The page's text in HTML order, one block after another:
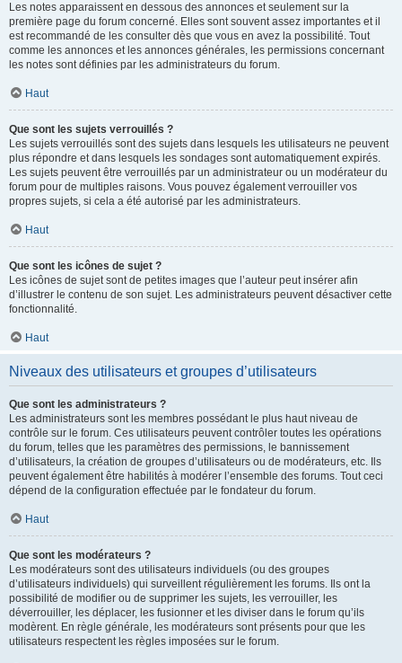
Les notes apparaissent en dessous des annonces et seulement sur la
première page du forum concerné. Elles sont souvent assez importantes et il
est recommandé de les consulter dès que vous en avez la possibilité. Tout
comme les annonces et les annonces générales, les permissions concernant
les notes sont définies par les administrateurs du forum.
Haut
Que sont les sujets verrouillés ?
Les sujets verrouillés sont des sujets dans lesquels les utilisateurs ne peuvent
plus répondre et dans lesquels les sondages sont automatiquement expirés.
Les sujets peuvent être verrouillés par un administrateur ou un modérateur du
forum pour de multiples raisons. Vous pouvez également verrouiller vos
propres sujets, si cela a été autorisé par les administrateurs.
Haut
Que sont les icônes de sujet ?
Les icônes de sujet sont de petites images que l’auteur peut insérer afin
d’illustrer le contenu de son sujet. Les administrateurs peuvent désactiver cette
fonctionnalité.
Haut
Niveaux des utilisateurs et groupes d’utilisateurs
Que sont les administrateurs ?
Les administrateurs sont les membres possédant le plus haut niveau de
contrôle sur le forum. Ces utilisateurs peuvent contrôler toutes les opérations
du forum, telles que les paramètres des permissions, le bannissement
d’utilisateurs, la création de groupes d’utilisateurs ou de modérateurs, etc. Ils
peuvent également être habilités à modérer l’ensemble des forums. Tout ceci
dépend de la configuration effectuée par le fondateur du forum.
Haut
Que sont les modérateurs ?
Les modérateurs sont des utilisateurs individuels (ou des groupes
d’utilisateurs individuels) qui surveillent régulièrement les forums. Ils ont la
possibilité de modifier ou de supprimer les sujets, les verrouiller, les
déverrouiller, les déplacer, les fusionner et les diviser dans le forum qu’ils
modèrent. En règle générale, les modérateurs sont présents pour que les
utilisateurs respectent les règles imposées sur le forum.